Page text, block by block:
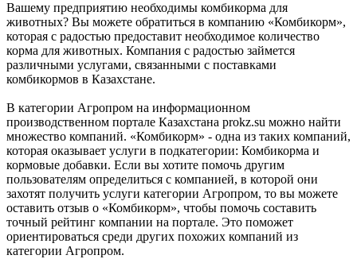
Вашему предприятию необходимы комбикорма для
животных? Вы можете обратиться в компанию «Комбикорм»,
которая с радостью предоставит необходимое количество
корма для животных. Компания с радостью займется
различными услугами, связанными с поставками
комбикормов в Казахстане.
В категории Агропром на информационном
производственном портале Казахстана prokz.su можно найти
множество компаний. «Комбикорм» - одна из таких компаний,
которая оказывает услуги в подкатегории: Комбикорма и
кормовые добавки. Если вы хотите помочь другим
пользователям определиться с компанией, в которой они
захотят получить услуги категории Агропром, то вы можете
оставить отзыв о «Комбикорм», чтобы помочь составить
точный рейтинг компании на портале. Это поможет
ориентироваться среди других похожих компаний из
категории Агропром.